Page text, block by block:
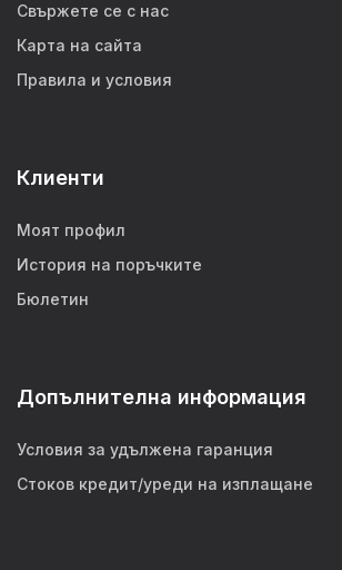
Свържете се с нас
Карта на сайта
Правила и условия
Клиенти
Моят профил
История на поръчките
Бюлетин
Допълнителна информация
Условия за удължена гаранция
Стоков кредит/уреди на изплащане